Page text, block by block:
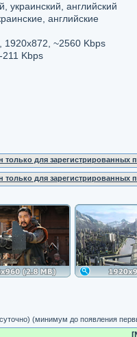
украинский, английский
английские
1920x872, ~2560 Kbps
Kbps
только для зарегистрированных
только для зарегистрированных
(минимум до появления